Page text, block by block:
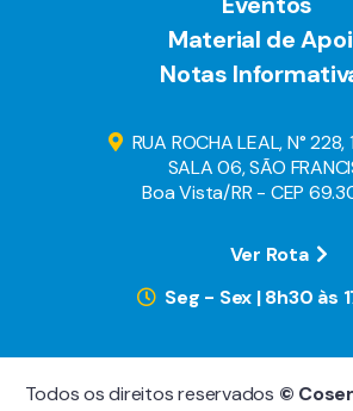
Material de
Notas
RUA ROCHA LEAL, N° 228,
SALA 06, SÃO
Boa Vista/RR - CEP
Ver Rota
Seg - Sex | 8h30 às
Todos os direitos reservados ©